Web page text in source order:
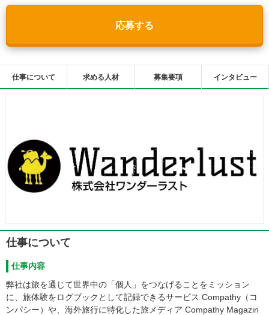
応募する
仕事について 求める人材 募集要項 インタビュー
仕事について
仕事内容
弊社は旅を通じて世界中の「個人」をつなげることをミッション
に、旅体験をログブックとして記録できるサービス Compathy（コ
ンパシー）や、海外旅行に特化した旅メディア Compathy Magazin